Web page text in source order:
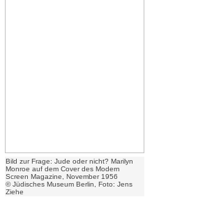
Bild zur Frage: Jude oder nicht? Marilyn
Monroe auf dem Cover des Modern
Screen Magazine, November 1956
© Jüdisches Museum Berlin, Foto: Jens
Ziehe